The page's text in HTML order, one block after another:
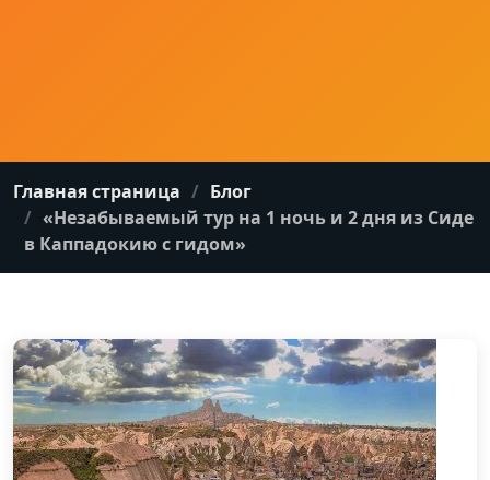
Главная страница
Блог
«Незабываемый тур на 1 ночь и 2 дня из Сиде
в Каппадокию с гидом»